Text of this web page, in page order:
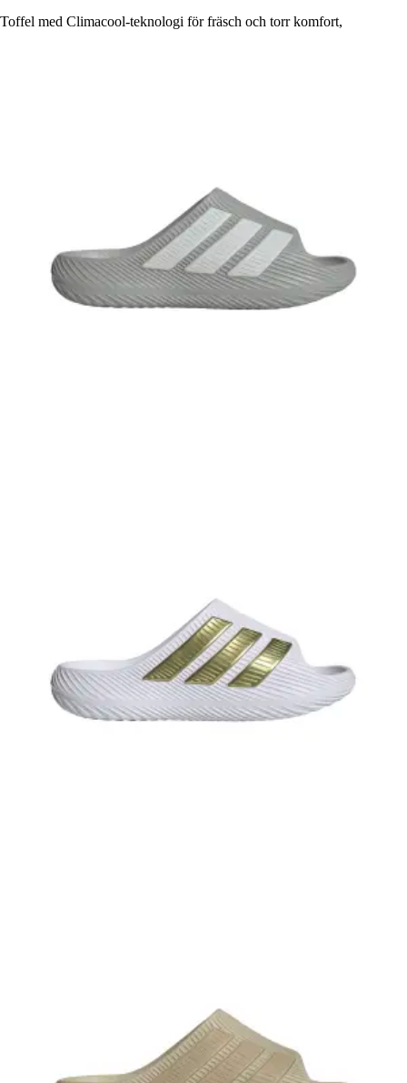
Toffel med Climacool-teknologi för fräsch och torr komfort,